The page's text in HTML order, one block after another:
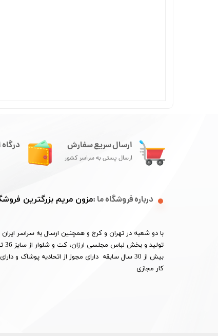
ارسال سریع سفارش
ارسال پستی به سراسر کشور
درباره فروشگاه ما :مزون مریم بزرگترین
با دو شعبه در تهران و کرج و همچنین ارسال به سراسر ایران
بیش از 30 سال سابقه دارای مجوز از اتحادیه پوشاک و
کار مجازی